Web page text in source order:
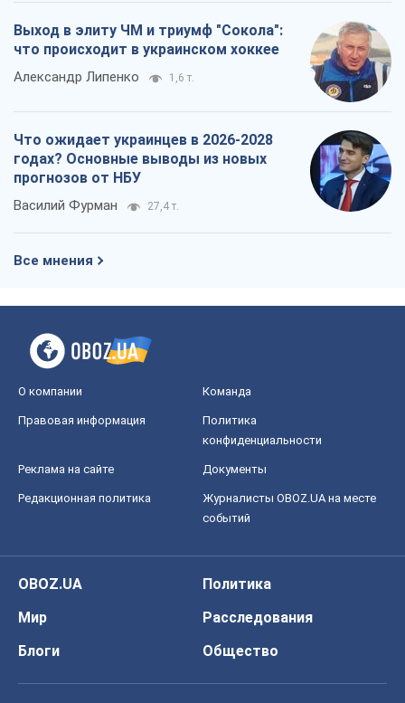
Выход в элиту ЧМ и триумф "Сокола":
что происходит в украинском хоккее
Александр Липенко 1,6 т.
Что ожидает украинцев в 2026-2028
годах? Основные выводы из новых
прогнозов от НБУ
Василий Фурман 27,4 т.
Все мнения
О компании Команда
Правовая информация
Политика
конфиденциальности
Реклама на сайте Документы
Редакционная политика
Журналисты OBOZ.UA на месте
событий
OBOZ.UA
Политика
Мир
Расследования
Блоги
Общество